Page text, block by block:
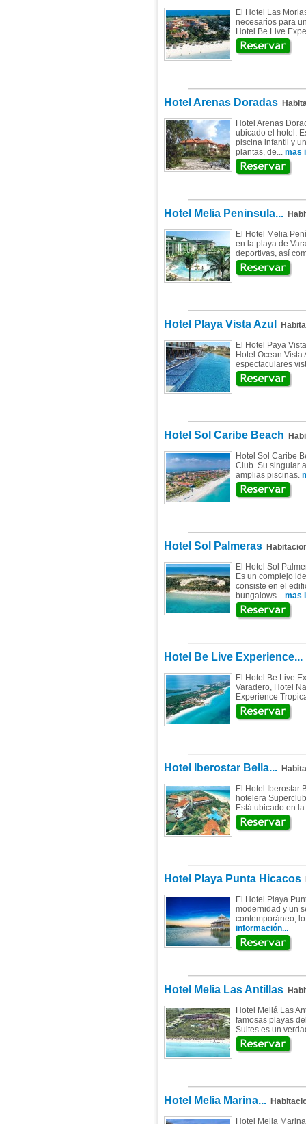
El Hotel Las
necesarios para
Hotel Be Live
Hotel Arenas Doradas
Hotel Arenas
ubicado el hotel.
piscina infantil y
plantas, de... mas
Hotel Melia Peninsula...
El Hotel Melia
en la playa de
deportivas, así
Hotel Playa Vista Azul
El Hotel Paya
Hotel Ocean
espectaculares
Hotel Sol Caribe Beach
Hotel Sol Caribe
Club. Su singular
amplias piscinas.
Hotel Sol Palmeras
El Hotel Sol
Es un complejo
consiste en el
bungalows... mas
Hotel Be Live Experience...
El Hotel Be Live
Varadero, Hotel
Experience
Hotel Iberostar Bella...
El Hotel Iberostar
hotelera
Está ubicado en
Hotel Playa Punta Hicacos
El Hotel Playa
modernidad y un
contemporáneo,
información...
Hotel Melia Las Antillas
Hotel Meliá Las
famosas playas
Suites es un
Hotel Melia Marina...
Hotel Melia